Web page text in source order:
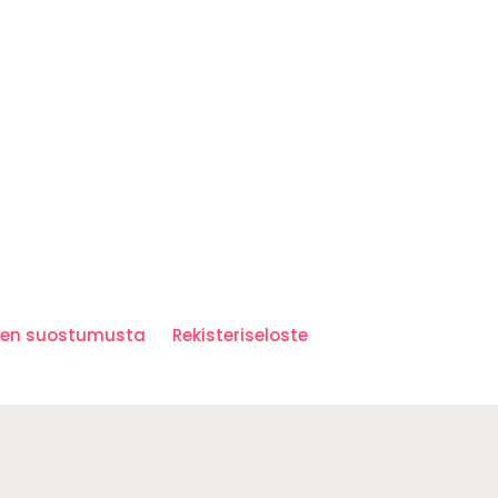
suostumusta Rekisteriseloste